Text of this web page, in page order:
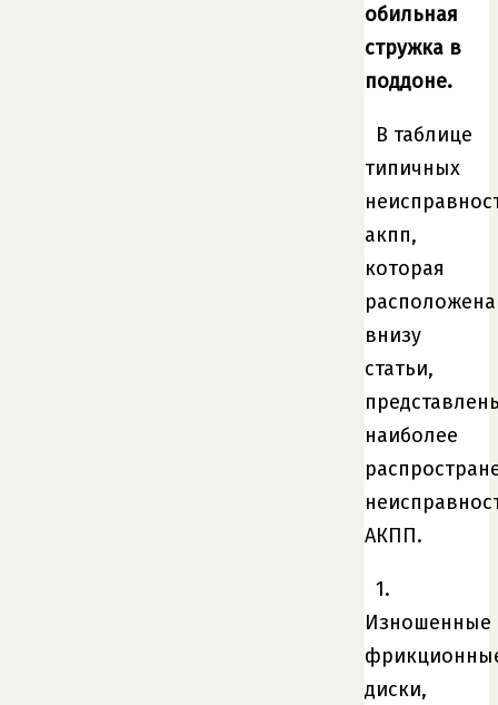
обильная
стружка в
поддоне.
В таблице
типичных
акпп,
которая
расположена
внизу
статьи,
наиболее
АКПП.
1.
Изношенные
диски,